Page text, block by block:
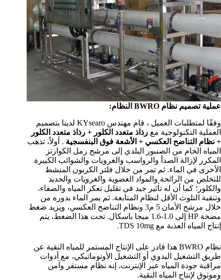
عملية تصميم نظام BWRO النظام:
وفقًا لمتطلبات العميل ، قام مهندس KYsearo لدينا بتصميم
العملية التكنولوجية مع رذاذ متعدد الكلور + رذاذ متعدد الكلور
+ نظام التناضح العكسي + الأشعة فوق البنفسجية . أولاً، تذهب
المياه الخام من الصنبور البلدي إلى مرشح رمل الكوارتز
المكرر لإزالة الصدأ والرواسب والغرويات والشوائب الكبيرة
الأخرى في الماء. ثم تمر من خلال فلتر الكربون المنشط
للتخلص من الرائحة والمواد العضوية والغرويات والحديد
والكلور؛ كما أن له تأثير جيد في تقليل تعكر المياه والصفاء،
وتنقية التلوث الأقل لنظام المتابعة. ثم يمر الماء بدوره من
خلال مرشح الأمان 5 م3 ونظام التناضح العكسي، ويزيد ضغط
مضخة HP إلى 1.0-1.6 ميجا باسكال. تحت هذا الضغط، يتم
إنتاج المياه العذبة مع TDS 10mg.
نظام BWRO هذا قادر على الإنتاج المستمر للمياه النقية عن
طريق التشغيل اليدوي أو التشغيل الأوتوماتيكي، مع أدوات
مراقبة جودة المياه عبر الإنترنت. إنه نظام مستقر وآمن
وموثوق لإنتاج المياه النقية.